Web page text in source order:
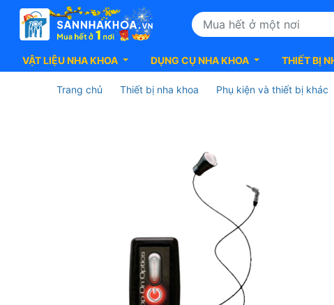
VẬT LIỆU NHA KHOA DỤNG CỤ NHA KHOA THIẾT BỊ
Trang chủ Thiết bị nha khoa Phụ kiện và thiết bị khác